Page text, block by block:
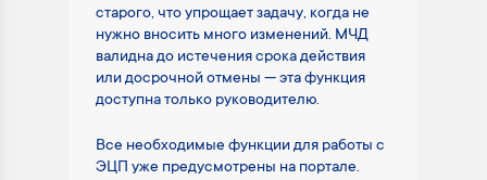
старого, что упрощает задачу, когда не
нужно вносить много изменений. МЧД
валидна до истечения срока действия
или досрочной отмены — эта функция
доступна только руководителю.
Все необходимые функции для работы с
ЭЦП уже предусмотрены на портале.